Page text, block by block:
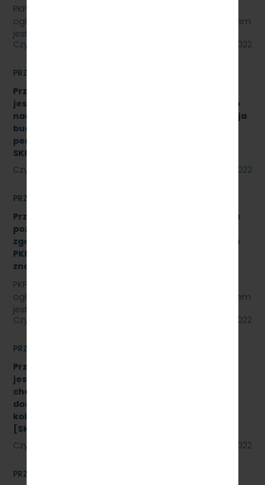
PKP SZYBKA KOLEJ MIEJSKA W TRÓJMIEŚCIE Sp. z o.o.
ogłasza przetarg nieograniczony, którego przedmiotem
jest „sukcesywna dostawa do siedziby…
Czytaj dalej
27 maja 2022
PRZETARGI
Przetarg nieograniczony, którego przedmiotem
jest świadczenie usługi pełnienia kompleksowego
nadzoru inwestorskiego dla zadania „Modernizacja
budynku Dworca Podmiejskiego w Gdyni oraz
peronu SKM na stacji Gdynia Główna” Znak:
SKMMU.086.27.22
Czytaj dalej
24 maja 2022
PRZETARGI
Przetarg nieograniczony na wykonanie przeglądu
poziomu utrzymania P4 drezyny DH.350.11 nr 16
zgodnie z Dokumentacją Systemu Utrzymania dla
PKP Szybka Kolej Miejska w Trójmieście Sp. z o.o.,
znak sprawy: SKMMU.086.24.22
PKP SZYBKA KOLEJ MIEJSKA W TRÓJMIEŚCIE Sp. z o.o.
ogłasza przetarg nieograniczony, którego przedmiotem
jest wykonanie przeglądu poziomu utrzymania P4…
Czytaj dalej
20 maja 2022
PRZETARGI
Przetarg nieograniczony, którego przedmiotem
jest Dostawę stanowiska do badania
charakterystyk zderzaków kolejowych oraz
dostawę fabrycznie nowych sprężarek do taboru
kolejowego- 10 szt. (dwa zadania)
[SKMMU.086.23.22]
Czytaj dalej
19 maja 2022
PRZETARGI